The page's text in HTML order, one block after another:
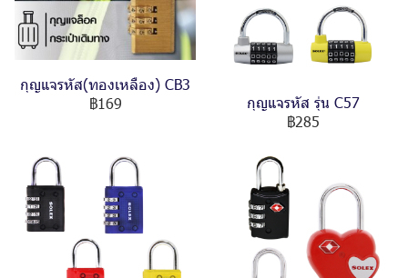
กุญแจรหัส(ทองเหลือง) CB3
฿169
กุญแจรหัส รุ่น C57
฿285